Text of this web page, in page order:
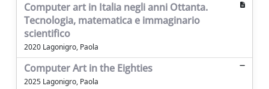
Computer art in Italia negli anni Ottanta.
Tecnologia, matematica e immaginario
scientifico
2020 Lagonigro, Paola
Computer Art in the Eighties
2025 Lagonigro, Paola